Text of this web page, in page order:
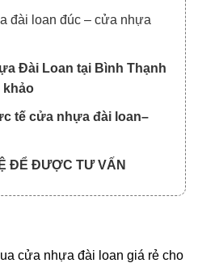
đài loan đúc – cửa nhựa
Đài Loan tại Bình Thạnh
khảo
tế cửa nhựa đài loan–
ĐỂ ĐƯỢC TƯ VẤN
cửa nhựa đài loan giá rẻ cho